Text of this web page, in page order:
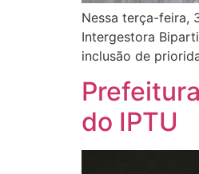
Nessa terça-feira,
Intergestora
inclusão de
do IPTU